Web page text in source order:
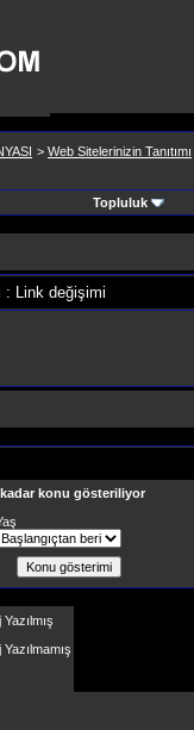
> Web Sitelerinizin Tanıtımı
Topluluk
: Link değişimi
konu gösteriliyor